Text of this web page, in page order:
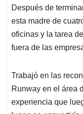
Después de
esta madre de
oficinas y la tarea
fuera de las
Trabajó en las
Runway en el área
experiencia que